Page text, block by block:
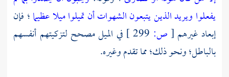
يفعلوا ويريد الذين يتبعون الشهوات أن تميلوا ميلا عظيما؛ فإن
إبعاد غيرهم [ص:
في الميل مصحح لتزكيتهم أنفسهم
بالباطل؛ ونحو ذلك؛ مما تقدم وغيره.